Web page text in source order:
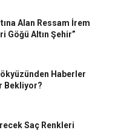
Alan Ressam İrem
Göğü Altın Şehir”
Haberler
Bekliyor?
Saç Renkleri